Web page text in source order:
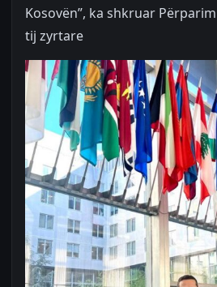
Kosovën”, ka shkruar
tij zyrtare